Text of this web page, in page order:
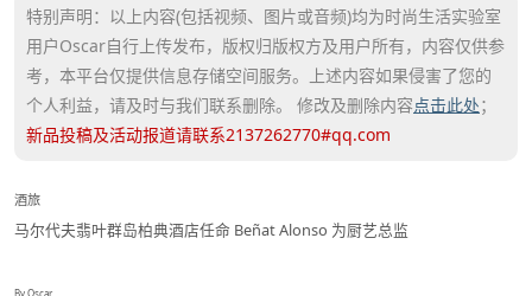
酒旅
马尔代夫翡叶群岛柏典酒店任命 Beñat Alonso 为厨艺总监
By Oscar
特别声明：以上内容(包括视频、图片或音频)均为时尚生活实验室
用户Oscar自行上传发布，版权归版权方及用户所有，内容仅供参
考，本平台仅提供信息存储空间服务。上述内容如果侵害了您的
个人利益，请及时与我们联系删除。 修改及删除内容点击此处；
新品投稿及活动报道请联系2137262770#qq.com